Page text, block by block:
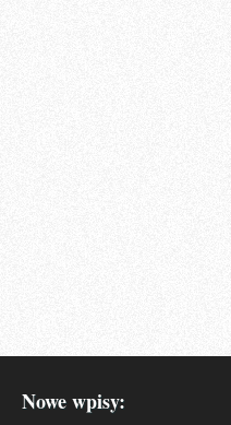
Nowe wpisy: